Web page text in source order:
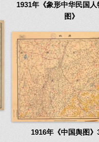
1931年《象形中华民国
图》
1916年《中国舆图》